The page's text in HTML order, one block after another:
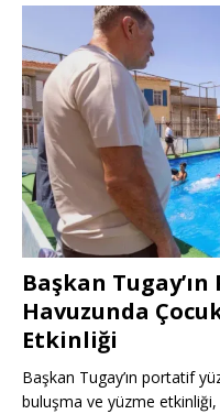
Başkan
Havuzunda
Etkinliği
Başkan Tugay’ın portatif
buluşma ve yüzme